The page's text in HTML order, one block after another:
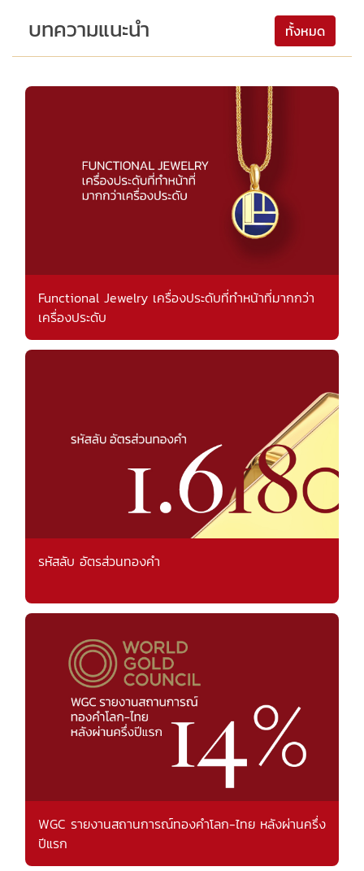
บทความแนะนำ ทั้งหมด
Functional Jewelry เครื่องประดับที่ทำหน้าที่มากกว่า
เครื่องประดับ
รหัสลับ อัตรส่วนทองคำ
WGC รายงานสถานการณ์ทองคำโลก-ไทย หลังผ่านครึ่ง
ปีแรก